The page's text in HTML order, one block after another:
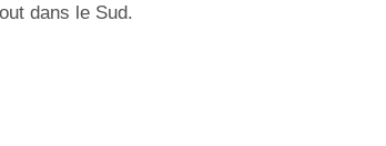
dans le Sud.